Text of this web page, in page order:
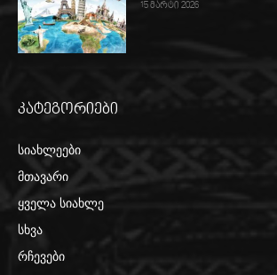
15 მარტი 2026
კატეგორიები
სიახლეები
მთავარი
ყველა სიახლე
სხვა
რჩევები